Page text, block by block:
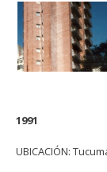
1991
UBICACIÓN: